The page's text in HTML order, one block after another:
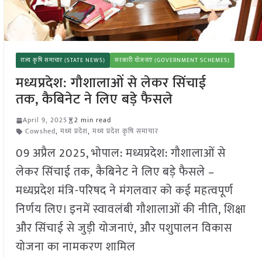
राज्य कृषि समाचार (STATE NEWS) सरकारी योजनाएं (GOVERNMENT SCHEMES)
मध्यप्रदेश: गौशालाओं से लेकर सिंचाई
तक, कैबिनेट ने लिए बड़े फैसले
April 9, 2025
2 min read
Cowshed, मध्य प्रदेश, मध्य प्रदेश कृषि समाचार
09 अप्रैल 2025, भोपाल: मध्यप्रदेश: गौशालाओं से
लेकर सिंचाई तक, कैबिनेट ने लिए बड़े फैसले –
मध्यप्रदेश मंत्रि-परिषद ने मंगलवार को कई महत्वपूर्ण
निर्णय लिए। इनमें स्वावलंबी गौशालाओं की नीति, शिक्षा
और सिंचाई से जुड़ी योजनाएं, और पशुपालन विकास
योजना का नामकरण शामिल